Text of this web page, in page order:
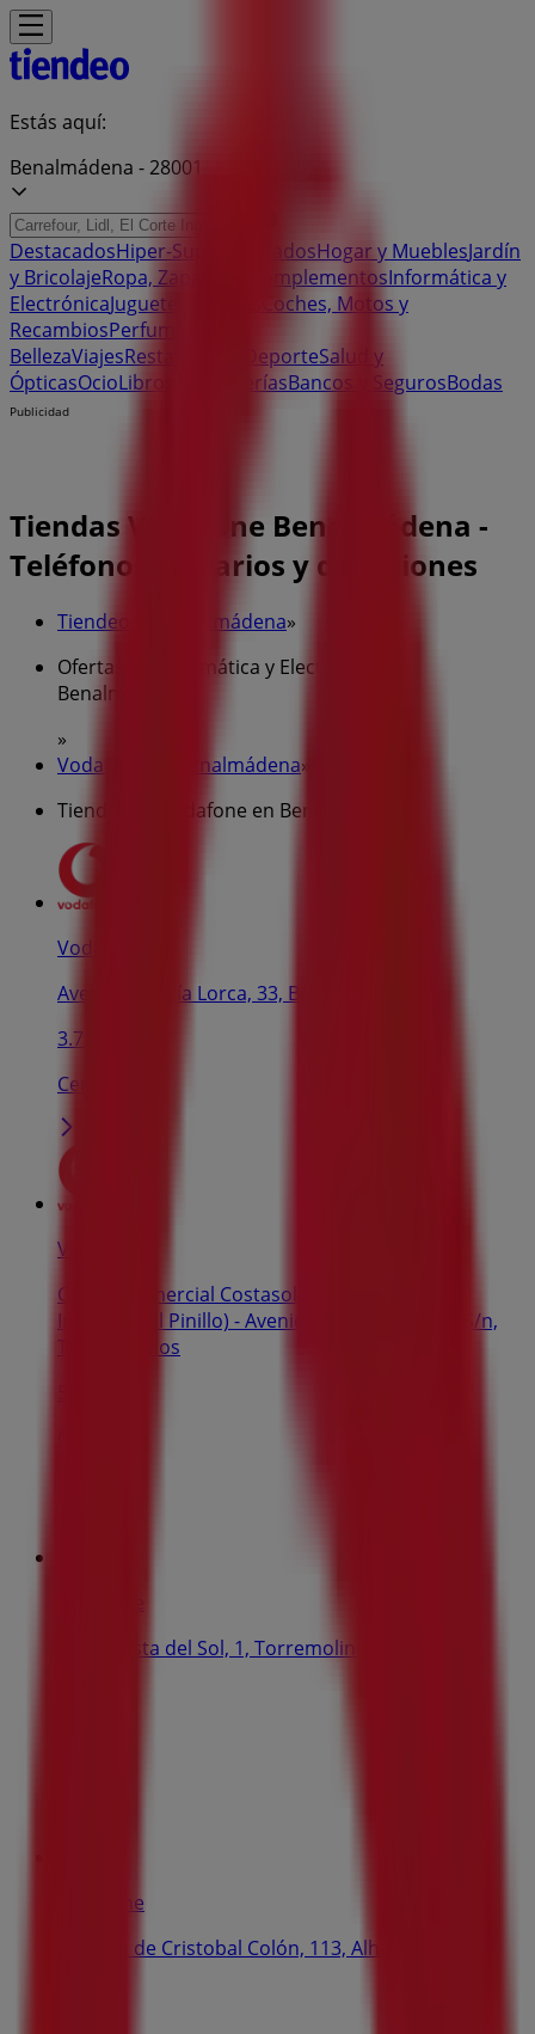
Estás aquí:
Benalmádena - 28001
DestacadosHiper-SupermercadosHogar y MueblesJardín
y BricolajeRopa, Zapatos y ComplementosInformática y
ElectrónicaJuguetes y Bebés
Coches, Motos y
RecambiosPerfumerías y
BellezaViajesRestauración DeporteSalud y
ÓpticasOcioLibros y PapeleríasBancos y SegurosBodas
Publicidad
Tiendas Vodafone Benalmádena -
Teléfonos, horarios y direcciones
Tiendeo en Benalmádena»
Ofertas de Informática y Electrónica en
Benalmádena
»
Vodafone en Benalmádena»
Tiendas de Vodafone en Benalmádena
Vodafone
Avenida García Lorca, 33, Benalmádena
3.7 km
Cerrado
Vodafone
Centro Comercial Costasol Centro (Polígono
Industrial El Pinillo) - Avenida Circunvalación, S/n,
Torremolinos
Plaza Costa del Sol, 1, Torremolinos
Vodafone
Avenida de Cristobal Colón, 113, Alhaurín de la